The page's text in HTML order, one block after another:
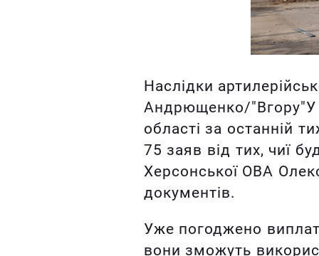
Наслідки
Андрющенко/"Вгору"У
області за останній
75 заяв від тих, чиї
Херсонської ОВА
документів.
Уже погоджено
вони зможуть